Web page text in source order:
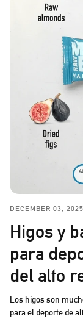
DECEMBER 03, 2025
Higos y
para
del alto
Los higos son
para el deporte de